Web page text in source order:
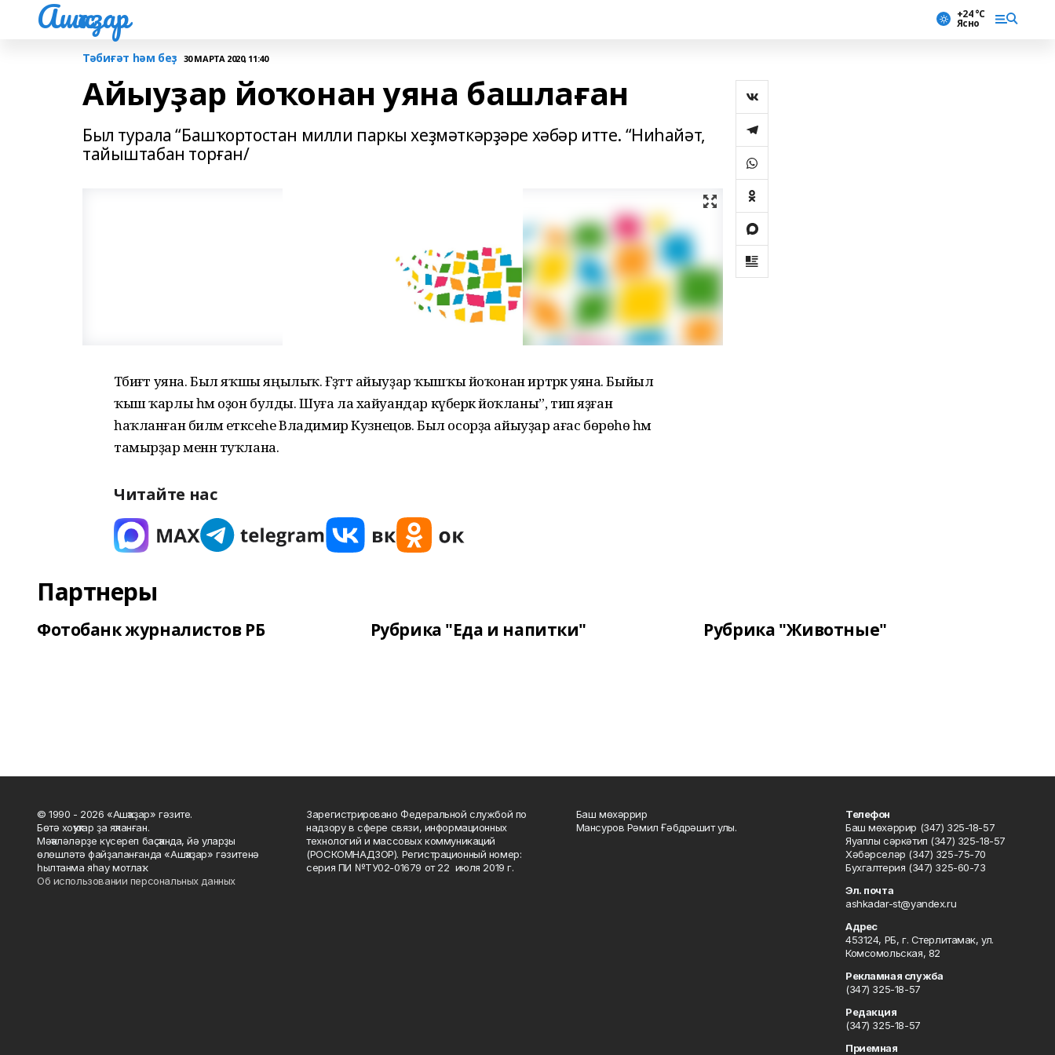
Ашҡаҙар +24 °С
Ясно
Тәбиғәт һәм беҙ 30 МАРТА 2020, 11:40
Айыуҙар йоҡонан уяна башлаған
Был турала “Башҡортостан милли паркы хеҙмәткәрҙәре хәбәр итте. “Ниһайәт,
тайыштабан торған/
Тәбиғәт уяна. Был яҡшы яңылыҡ. Ғәҙәттә айыуҙар ҡышҡы йоҡонан иртәрәк уяна. Быйыл
ҡыш ҡарлы һәм оҙон булды. Шуға ла хайуандар күберәк йоҡланы”, тип яҙған
һаҡланған биләмә етәксеһе Владимир Кузнецов. Был осорҙа айыуҙар ағас бөрөһө һәм
тамырҙар менән туҡлана.
Читайте нас
Партнеры
Фотобанк журналистов РБ Рубрика "Еда и напитки" Рубрика "Животные"
© 1990 - 2026 «Ашҡаҙар» гәзите.
Бөтә хоҡуҡтар ҙа яҡланған.
Мәҡәләләрҙе күсереп баҫҡанда, йә уларҙы
өлөшләтә файҙаланғанда «Ашҡаҙар» гәзитенә
һылтанма яһау мотлаҡ.
Об использовании персональных данных
Зарегистрировано Федеральной службой по
надзору в сфере связи, информационных
технологий и массовых коммуникаций
(РОСКОМНАДЗОР). Регистрационный номер:
серия ПИ №ТУ02-01679 от 22 июля 2019 г.
Баш мөхәррир
Мансуров Рәмил Ғәбдрәшит улы.
Телефон
Баш мөхәррир (347) 325-18-57
Яуаплы сәркәтип (347) 325-18-57
Хәбәрселәр (347) 325-75-70
Бухгалтерия (347) 325-60-73
Эл. почта
ashkadar-st@yandex.ru
Адрес
453124, РБ, г. Стерлитамак, ул.
Комсомольская, 82
Рекламная служба
(347) 325-18-57
Редакция
(347) 325-18-57
Приемная